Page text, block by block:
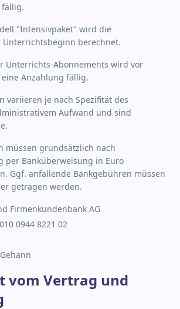
"Intensivpaket" wird die
Unterrichtsbeginn berechnet.
Unterrichts-Abonnements wird vor
Anzahlung fällig.
variieren je nach Spezifität des
Aufwand und sind
müssen grundsätzlich nach
per Banküberweisung in Euro
Ggf. anfallende Bankgebühren müssen
getragen werden.
Firmenkundenbank AG
0944 8221 02
vom Vertrag und